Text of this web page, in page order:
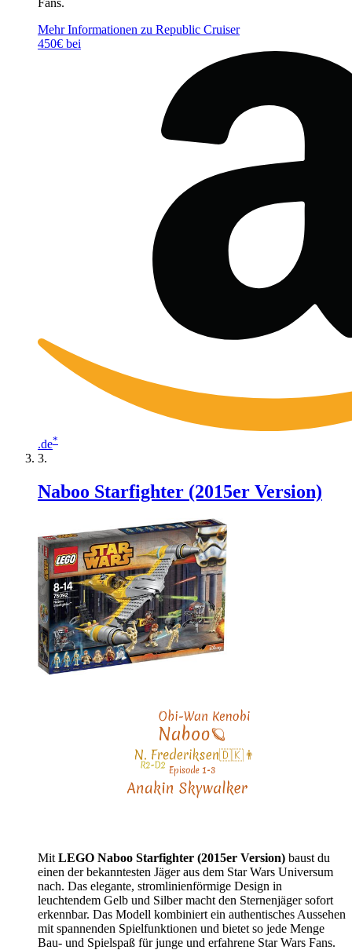
Fans.
Mehr Informationen zu Republic Cruiser
450€ bei
.de*
Naboo Starfighter (2015er Version)
Mit LEGO Naboo Starfighter (2015er Version) baust du
einen der bekanntesten Jäger aus dem Star Wars Universum
nach. Das elegante, stromlinienförmige Design in
leuchtendem Gelb und Silber macht den Sternenjäger sofort
erkennbar. Das Modell kombiniert ein authentisches Aussehen
mit spannenden Spielfunktionen und bietet so jede Menge
Bau- und Spielspaß für junge und erfahrene Star Wars Fans.